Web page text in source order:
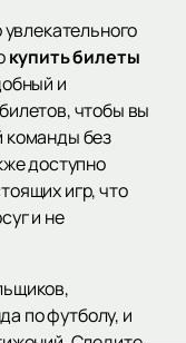
купить билеты
и
чтобы вы
команды без
доступно
игр, что
и не
по футболу, и